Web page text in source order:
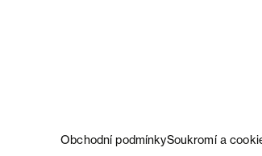
Obchodní podmínkySoukromí a